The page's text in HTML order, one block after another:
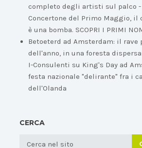
completo degli artisti sul palco -
Concertone del Primo Maggio, il
è una bomba. SCOPRI I PRIMI
Betoeterd ad Amsterdam: il rave
dell'anno, in una foresta dispersa
I-Consulenti su King's Day ad
festa nazionale "delirante" fra i
dell'Olanda
CERCA